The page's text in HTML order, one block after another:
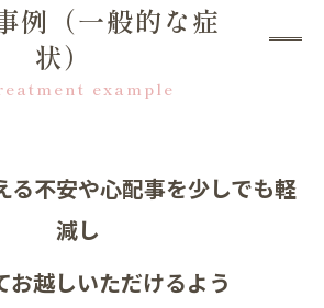
例（一般的な症
状）
example
る不安や心配事を少しでも軽
減し
お越しいただけるよう